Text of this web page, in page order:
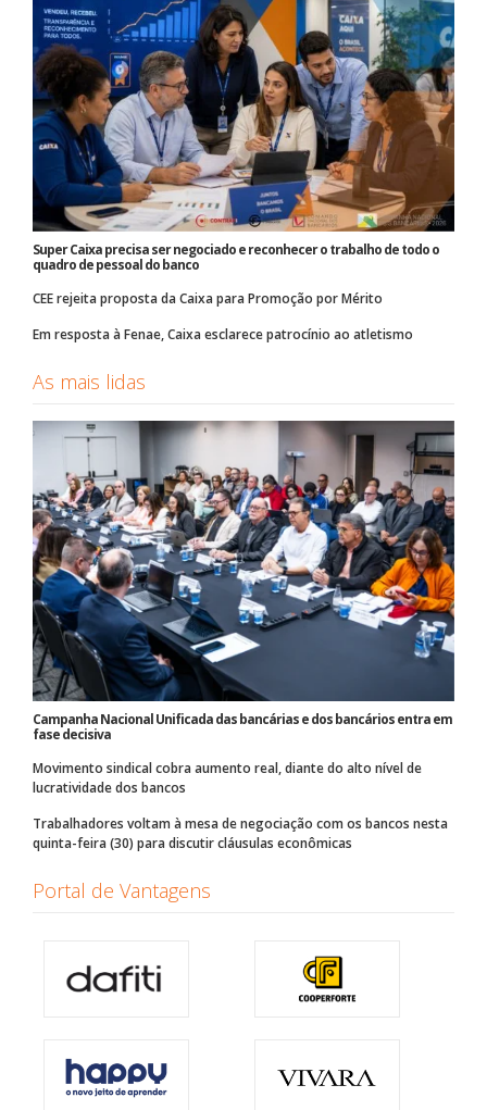
Super Caixa precisa ser negociado e reconhecer o trabalho de todo o
quadro de pessoal do banco
CEE rejeita proposta da Caixa para Promoção por Mérito
Em resposta à Fenae, Caixa esclarece patrocínio ao atletismo
As mais lidas
Campanha Nacional Unificada das bancárias e dos bancários entra em
fase decisiva
Movimento sindical cobra aumento real, diante do alto nível de
lucratividade dos bancos
Trabalhadores voltam à mesa de negociação com os bancos nesta
quinta-feira (30) para discutir cláusulas econômicas
Portal de Vantagens